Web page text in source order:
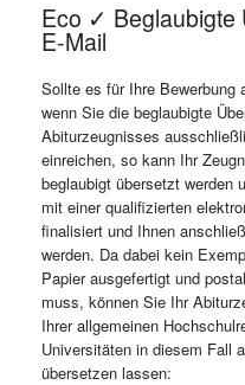
Eco ✓ Beglaubigte
E-Mail
Sollte es für Ihre Bewerbung
wenn Sie die beglaubigte
Abiturzeugnisses
einreichen, so kann Ihr
beglaubigt übersetzt werden
mit einer qualifizierten
finalisiert und Ihnen
werden. Da dabei kein
Papier ausgefertigt und
muss, können Sie Ihr
Ihrer allgemeinen
Universitäten in diesem Fall
übersetzen lassen: